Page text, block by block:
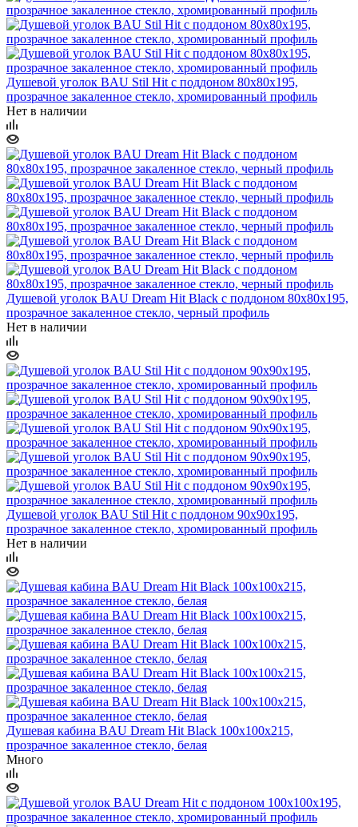
Душевой уголок BAU Stil Hit с поддоном 80x80х195,
прозрачное закаленное стекло, хромированный профиль
Нет в наличии
Душевой уголок BAU Dream Hit Black с поддоном 80x80х195,
прозрачное закаленное стекло, черный профиль
Нет в наличии
Душевой уголок BAU Stil Hit с поддоном 90x90х195,
прозрачное закаленное стекло, хромированный профиль
Нет в наличии
Душевая кабина BAU Dream Hit Black 100x100х215,
прозрачное закаленное стекло, белая
Много